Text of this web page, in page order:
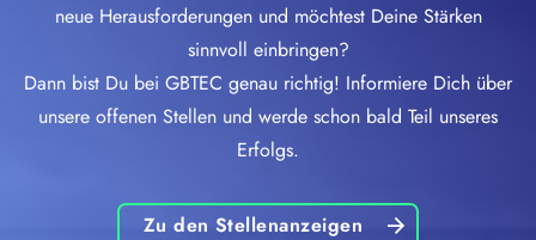
neue Herausforderungen und möchtest Deine Stärken
sinnvoll einbringen?
Dann bist Du bei GBTEC genau richtig! Informiere Dich über
unsere offenen Stellen und werde schon bald Teil unseres
Erfolgs.
Zu den Stellenanzeigen